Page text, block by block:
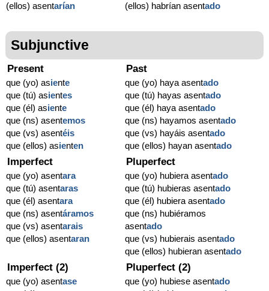
(ellos) asentarían
(ellos) habrían asentado
Subjunctive
Present
que (yo) asiente
que (tú) asientes
que (él) asiente
que (ns) asentemos
que (vs) asentéis
que (ellos) asienten
Past
que (yo) haya asentado
que (tú) hayas asentado
que (él) haya asentado
que (ns) hayamos asentado
que (vs) hayáis asentado
que (ellos) hayan asentado
Imperfect
que (yo) asentara
que (tú) asentaras
que (él) asentara
que (ns) asentáramos
que (vs) asentarais
que (ellos) asentaran
Pluperfect
que (yo) hubiera asentado
que (tú) hubieras asentado
que (él) hubiera asentado
que (ns) hubiéramos
asentado
que (vs) hubierais asentado
que (ellos) hubieran asentado
Imperfect (2)
que (yo) asentase
Pluperfect (2)
que (yo) hubiese asentado